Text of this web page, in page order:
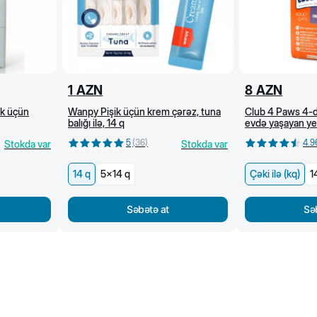
üçün
Stokda var
1 AZN
Wanpy Pişik üçün krem çərəz, tuna
balığı ilə, 14 q
5 (36) Stokda var
14 q 5x14 q
Səbətə at
8 AZN
Club 4 Paws 4-
evdə yaşayan
Çəki ilə (kq)